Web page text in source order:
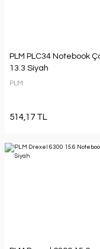
PLM PLC34 Notebook
13.3 Siyah
PLM
514,17 TL